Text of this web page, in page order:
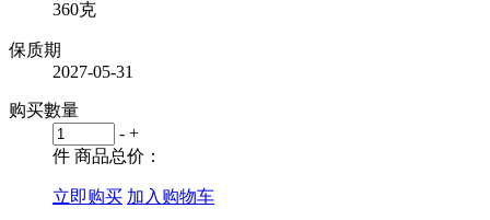
360克
保质期
2027-05-31
购买數量
- +
件 商品总价：
立即购买 加入购物车